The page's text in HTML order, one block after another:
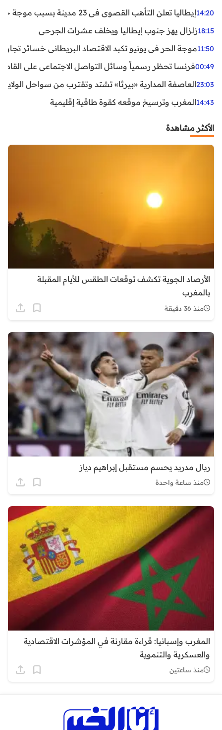
14:20إيطاليا تعلن التأهب القصوى في 23 مدينة بسبب موجة حر شديدة
18:15زلزال يهز جنوب إيطاليا ويخلف عشرات الجرحى
11:50موجة الحر في يونيو تكبد الاقتصاد البريطاني خسائر تجاوزت 1.5 مليار
00:49فرنسا تحظر رسمياً وسائل التواصل الاجتماعي على القاصرين
23:03العاصفة المدارية «بيرثا» تشتد وتقترب من سواحل
14:43المغرب وترسيخ موقعه كقوة طاقية إقليمية
الأكثر مشاهدة
الأرصاد الجوية تكشف توقعات الطقس للأيام المقبلة
بالمغرب
منذ 36 دقيقة
ريال مدريد يحسم مستقبل إبراهيم دياز
منذ ساعة واحدة
المغرب وإسبانيا: قراءة مقارنة في المؤشرات الاقتصادية
والعسكرية والتنموية
منذ ساعتين